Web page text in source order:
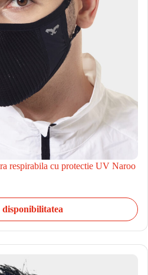
respirabila cu protectie UV Naroo